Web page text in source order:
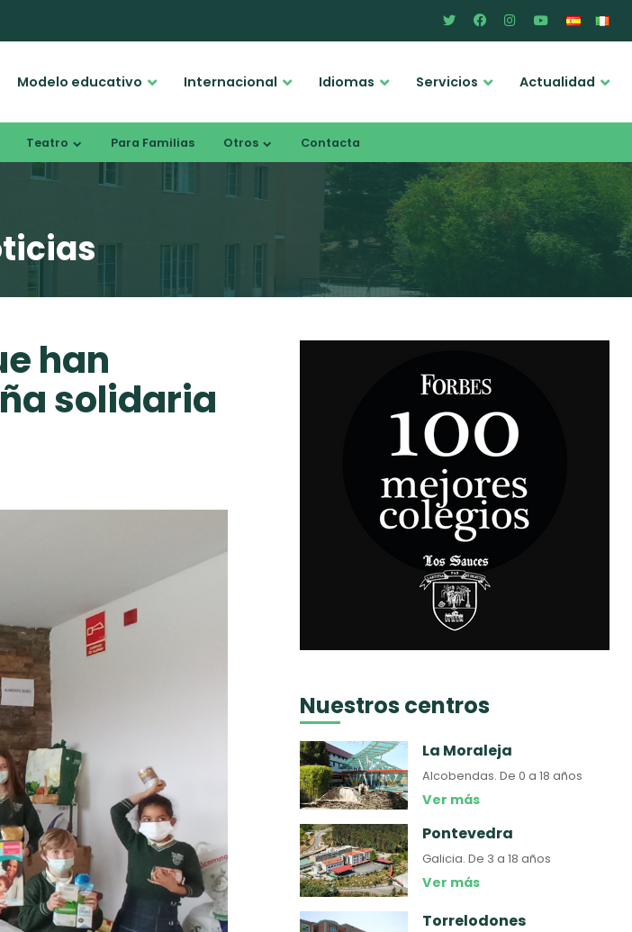
Modelo educativo Internacional Idiomas Servicios Actualidad
Teatro Para Familias Otros Contacta
han
solidaria
Nuestros centros
La Moraleja
Alcobendas.De 0 a 18 años
Ver más
Pontevedra
Galicia.De 3 a 18 años
Ver más
Torrelodones